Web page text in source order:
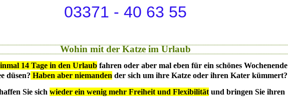
03371 - 40 63 55
Wohin mit der Katze im Urlaub
14 Tage in den Urlaubfahren oder aber mal eben für ein schönes Wochenende
düsen? Haben aber niemanden der sich um ihre Katze oder ihren Kater kümmert?
Sie sich wieder ein wenig mehr Freiheit und Flexibilitätund bringen Sie ihren